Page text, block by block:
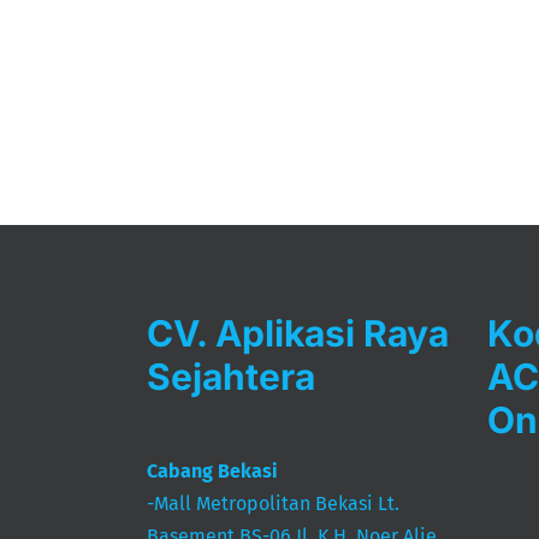
CV. Aplikasi Raya
Sejahtera
Cabang Bekasi
-Mall Metropolitan Bekasi Lt.